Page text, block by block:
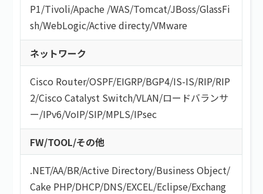
P1/Tivoli/Apache /WAS/Tomcat/JBoss/GlassFi
sh/WebLogic/Active directy/VMware
ネットワーク
Cisco Router/OSPF/EIGRP/BGP4/IS-IS/RIP/RIP
2/Cisco Catalyst Switch/VLAN/ロードバランサ
ー/IPv6/VoIP/SIP/MPLS/IPsec
FW/TOOL/その他
.NET/AA/BR/Active Directory/Business Object/
Cake PHP/DHCP/DNS/EXCEL/Eclipse/Exchang